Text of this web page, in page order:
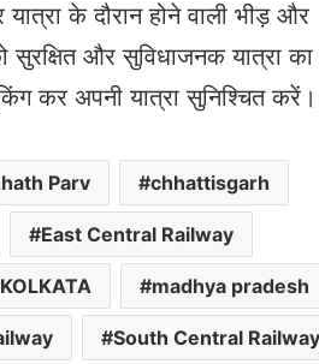
के दौरान होने वाली भीड़ और
और सुविधाजनक यात्रा का
कर अपनी यात्रा सुनिश्चित करें।
Parv chhattisgarh
East Central Railway
KOLKATA madhya pradesh
South Central Railway